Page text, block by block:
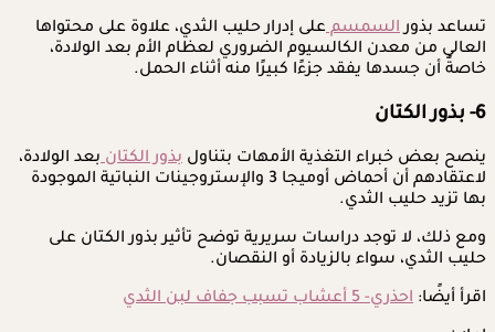
تساعد بذورالسمسمعلى إدرار حليب الثدي، علاوة على محتواها
العالي من معدن الكالسيوم الضروري لعظام الأم بعد الولادة،
خاصةً أن جسدها يفقد جزءًا كبيرًا منه أثناء الحمل.
6- بذور الكتان
ينصح بعض خبراء التغذية الأمهات بتناول بذور الكتانبعد الولادة،
لاعتقادهم أن أحماض أوميجا 3 والإستروجينات النباتية الموجودة
بها تزيد حليب الثدي.
ومع ذلك، لا توجد دراسات سريرية توضح تأثير بذور الكتان على
حليب الثدي، سواء بالزيادة أو النقصان.
اقرأ أيضًا: احذري- 5 أعشاب تسبب جفاف لبن الثدي